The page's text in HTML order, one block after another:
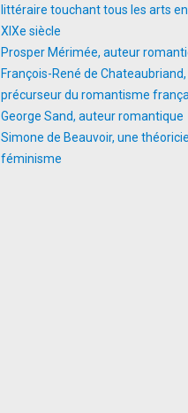
littéraire touchant tous les arts
XIXe siècle
Prosper Mérimée, auteur
François-René de Chateaubriand,
précurseur du romantisme
George Sand, auteur romantique
Simone de Beauvoir, une
féminisme